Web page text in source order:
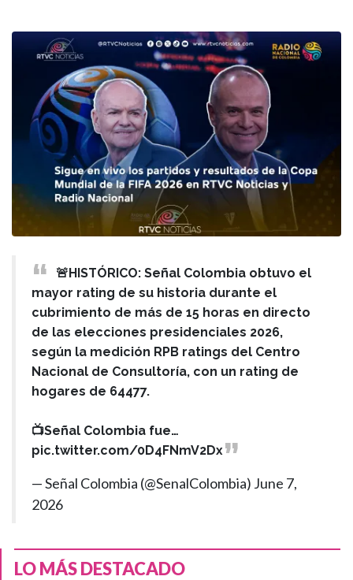
🚨HISTÓRICO: Señal Colombia obtuvo el
mayor rating de su historia durante el
cubrimiento de más de 15 horas en directo
de las elecciones presidenciales 2026,
según la medición RPB ratings del Centro
Nacional de Consultoría, con un rating de
hogares de 64477.
📺Señal Colombia fue…
pic.twitter.com/0D4FNmV2Dx
— Señal Colombia (@SenalColombia) June 7,
2026
LO MÁS DESTACADO